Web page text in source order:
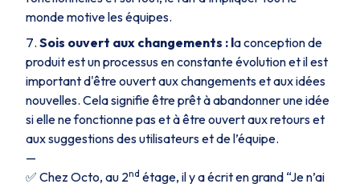
monde motive les équipes.
Sois ouvert aux changements : la conception de
produit est un processus en constante évolution et il est
important d'être ouvert aux changements et aux idées
nouvelles. Cela signifie être prêt à abandonner une idée
si elle ne fonctionne pas et à être ouvert aux retours et
aux suggestions des utilisateurs et de l’équipe.
—
✅ Chez Octo, au 2nd étage, il y a écrit en grand “Je n’ai